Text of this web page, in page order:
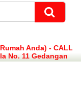
Anda) - CALL
No. 11 Gedangan